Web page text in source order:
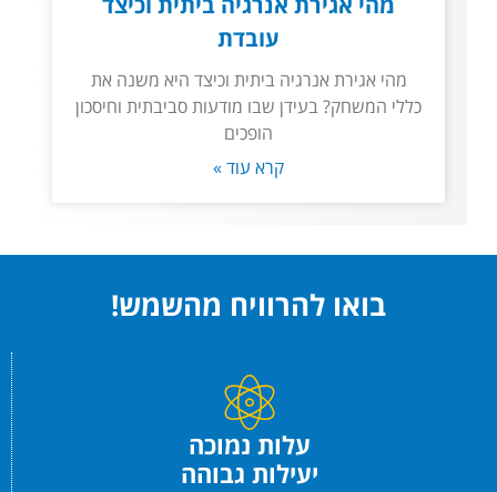
עובדת
מהי אגירת אנרגיה ביתית וכיצד היא משנה את
כללי המשחק? בעידן שבו מודעות סביבתית וחיסכון
הופכים
קרא עוד »
בואו להרוויח מהשמש!
עלות נמוכה
יעילות גבוהה